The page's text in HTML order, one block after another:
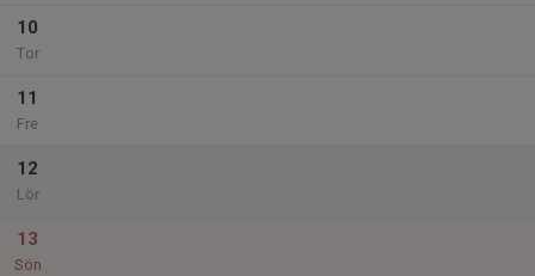
10
Tor
11
Fre
12
Lör
13
Sön